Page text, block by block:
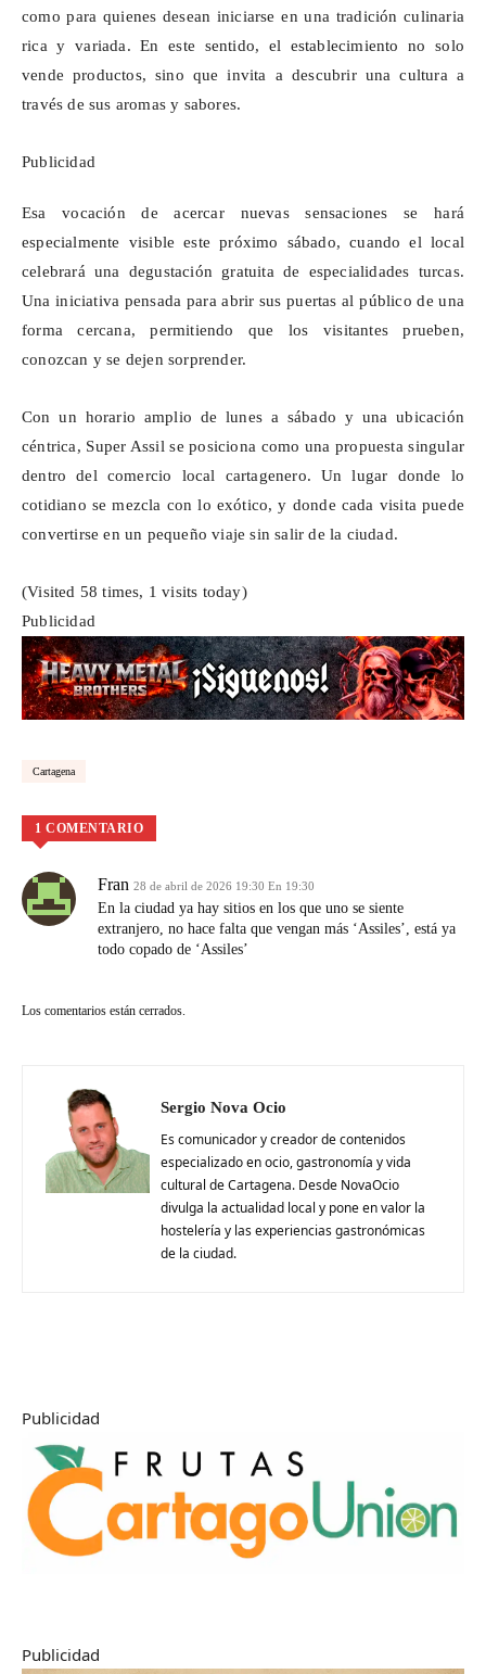
como para quienes desean iniciarse en una tradición culinaria
rica y variada. En este sentido, el establecimiento no solo
vende productos, sino que invita a descubrir una cultura a
través de sus aromas y sabores.
Publicidad
Esa vocación de acercar nuevas sensaciones se hará
especialmente visible este próximo sábado, cuando el local
celebrará una degustación gratuita de especialidades turcas.
Una iniciativa pensada para abrir sus puertas al público de una
forma cercana, permitiendo que los visitantes prueben,
conozcan y se dejen sorprender.
Con un horario amplio de lunes a sábado y una ubicación
céntrica, Super Assil se posiciona como una propuesta singular
dentro del comercio local cartagenero. Un lugar donde lo
cotidiano se mezcla con lo exótico, y donde cada visita puede
convertirse en un pequeño viaje sin salir de la ciudad.
(Visited 58 times, 1 visits today)
Publicidad
Cartagena
1 COMENTARIO
Fran 28 de abril de 2026 19:30 En 19:30
En la ciudad ya hay sitios en los que uno se siente
extranjero, no hace falta que vengan más ‘Assiles’, está ya
todo copado de ‘Assiles’
Los comentarios están cerrados.
Sergio Nova Ocio
Es comunicador y creador de contenidos
especializado en ocio, gastronomía y vida
cultural de Cartagena. Desde NovaOcio
divulga la actualidad local y pone en valor la
hostelería y las experiencias gastronómicas
de la ciudad.
Publicidad
Publicidad